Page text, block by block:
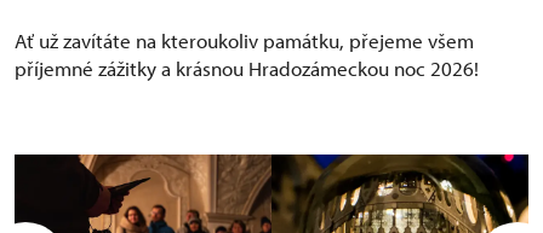
Ať už zavítáte na kteroukoliv památku, přejeme všem
příjemné zážitky a krásnou Hradozámeckou noc 2026!